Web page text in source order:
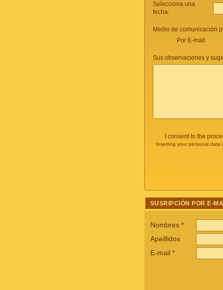
Selecciona una
fecha:
Medio de comunicación
Por E-mail
Sus observaciones y
I consent to the
Inserting your personal
SUSRIPCIÓN POR E-
Nombres *
Apeillidos
E-mail *